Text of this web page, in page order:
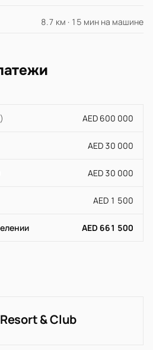
8.7 км · 15 мин на машине
AED 600 000
AED 30 000
AED 30 000
AED 1 500
AED 661 500
& Club